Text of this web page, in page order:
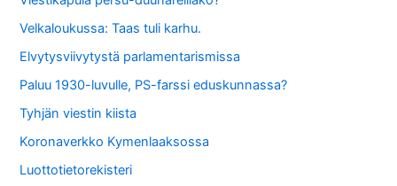
Velkaloukussa: Taas tuli karhu.
Elvytysviivytystä parlamentarismissa
Paluu 1930-luvulle, PS-farssi eduskunnassa?
Tyhjän viestin kiista
Koronaverkko Kymenlaaksossa
Luottotietorekisteri